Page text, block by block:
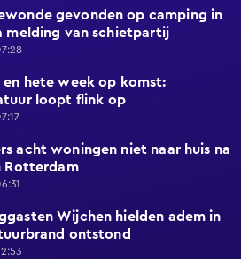
gevonden op camping in
melding van schietpartij
en hete week op komst:
loopt flink op
acht woningen niet naar huis na
Rotterdam
Wijchen hielden adem in
ontstond